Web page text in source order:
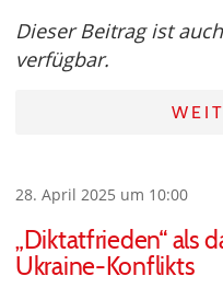
Dieser Beitrag ist
verfügbar.
28. April 2025 um 10:00
„Diktatfrieden“ als
Ukraine-Konflikts